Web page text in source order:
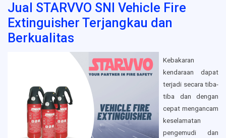
Jual STARVVO SNI Vehicle Fire
Extinguisher Terjangkau dan
Berkualitas
Kebakaran
kendaraan dapat
terjadi secara tiba-
tiba dan dengan
cepat mengancam
keselamatan
pengemudi dan